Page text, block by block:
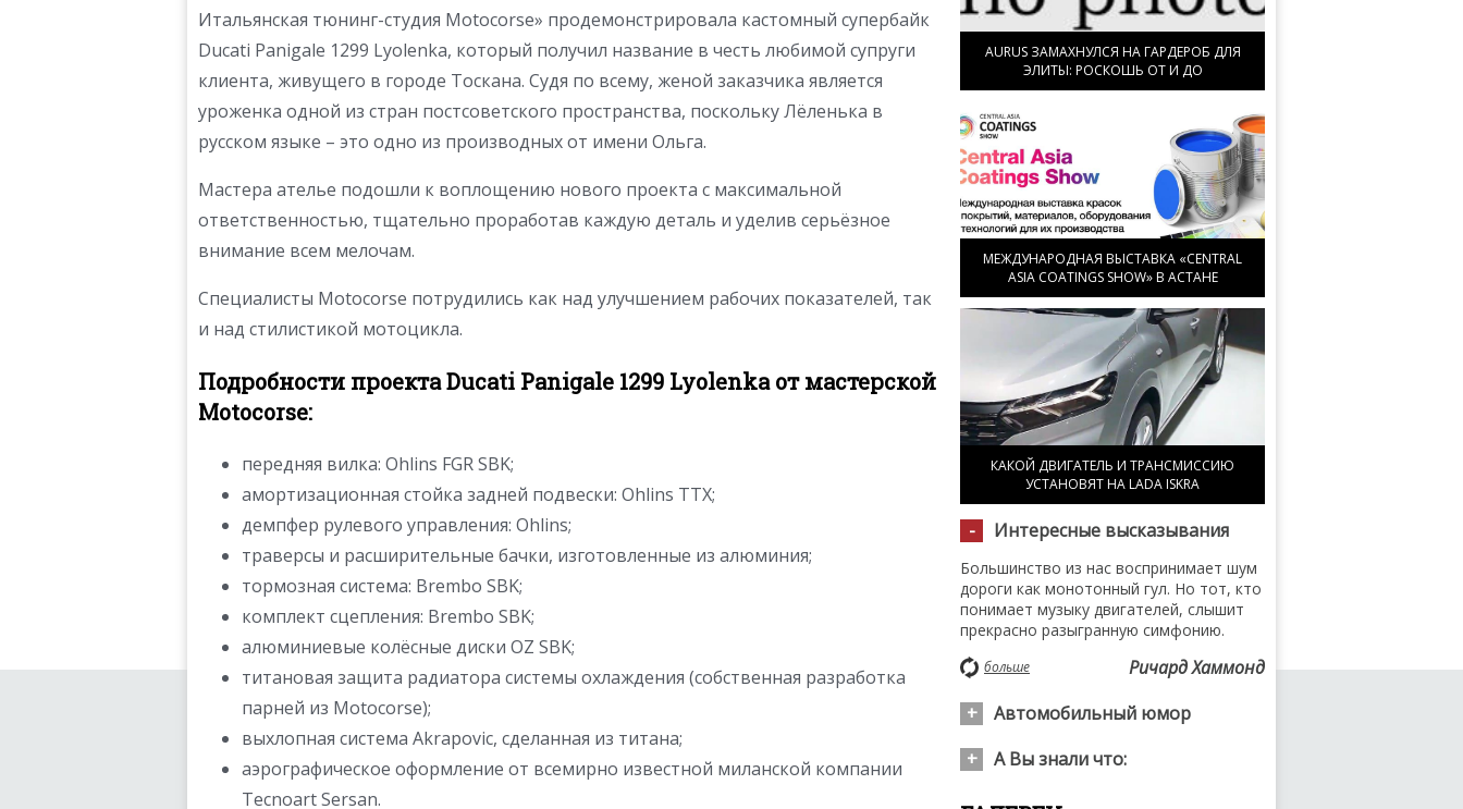
Итальянская тюнинг-студия Motocorse» продемонстрировала кастомный супербайк
Ducati Panigale 1299 Lyolenka, который получил название в честь любимой супруги
клиента, живущего в городе Тоскана. Судя по всему, женой заказчика является
уроженка одной из стран постсоветского пространства, поскольку Лёленька в
русском языке – это одно из производных от имени Ольга.
Мастера ателье подошли к воплощению нового проекта с максимальной
ответственностью, тщательно проработав каждую деталь и уделив серьёзное
внимание всем мелочам.
Специалисты Motocorse потрудились как над улучшением рабочих показателей, так
и над стилистикой мотоцикла.
Подробности проекта Ducati Panigale 1299 Lyolenka от мастерской
Motocorse:
передняя вилка: Ohlins FGR SBK;
амортизационная стойка задней подвески: Ohlins TTX;
демпфер рулевого управления: Ohlins;
траверсы и расширительные бачки, изготовленные из алюминия;
тормозная система: Brembo SBK;
комплект сцепления: Brembo SBK;
алюминиевые колёсные диски OZ SBK;
титановая защита радиатора системы охлаждения (собственная разработка
парней из Motocorse);
выхлопная система Akrapovic, сделанная из титана;
аэрографическое оформление от всемирно известной миланской компании
Tecnoart Sersan.
AURUS ЗАМАХНУЛСЯ НА ГАРДЕРОБ ДЛЯ
ЭЛИТЫ: РОСКОШЬ ОТ И ДО
МЕЖДУНАРОДНАЯ ВЫСТАВКА «CENTRAL
ASIA COATINGS SHOW» В АСТАНЕ
КАКОЙ ДВИГАТЕЛЬ И ТРАНСМИССИЮ
УСТАНОВЯТ НА LADA ISKRA
Интересные высказывания
Большинство из нас воспринимает шум
дороги как монотонный гул. Но тот, кто
понимает музыку двигателей, слышит
прекрасно разыгранную симфонию.
Ричард Хаммонд
больше
Автомобильный юмор
Женщины, самый большой выбор
мужчин в гаражах. Здесь мужика вы
А Вы знали что: